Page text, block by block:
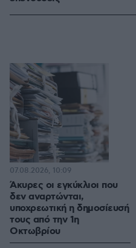
Άκυρες οι εγκύκλιοι που
δεν αναρτώνται,
υποχρεωτική η δημοσίευσή
τους από την 1η
Οκτωβρίου
07.08.2026, 10:09